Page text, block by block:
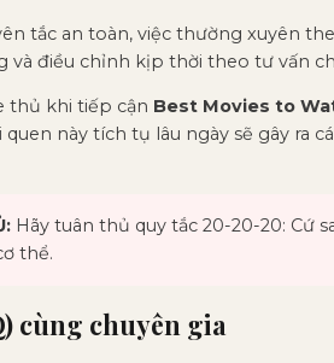
tắc an toàn, việc thường xuyên
điều chỉnh kịp thời theo tư vấn
thủ khi tiếp cận Best Movies to
này tích tụ lâu ngày sẽ gây ra
Hãy tuân thủ quy tắc 20-20-20: Cứ
thể.
cùng chuyên gia